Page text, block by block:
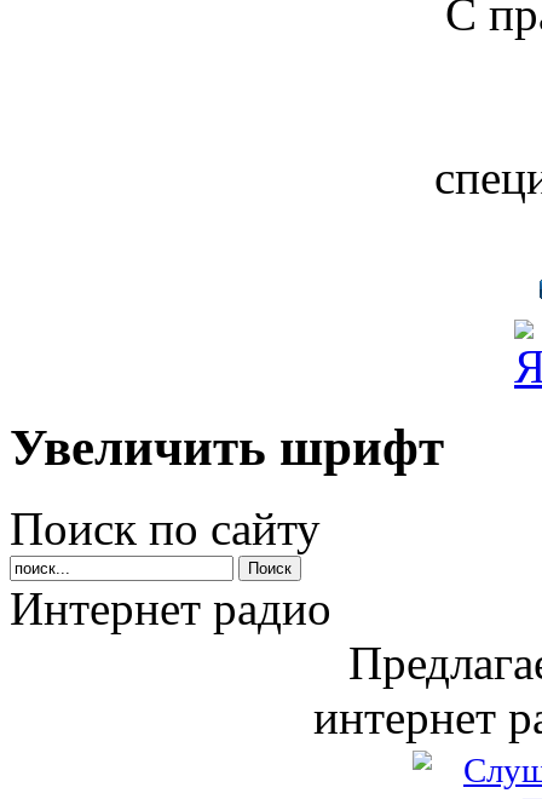
С
Увеличить шрифт
Поиск по сайту
Интернет радио
интернет